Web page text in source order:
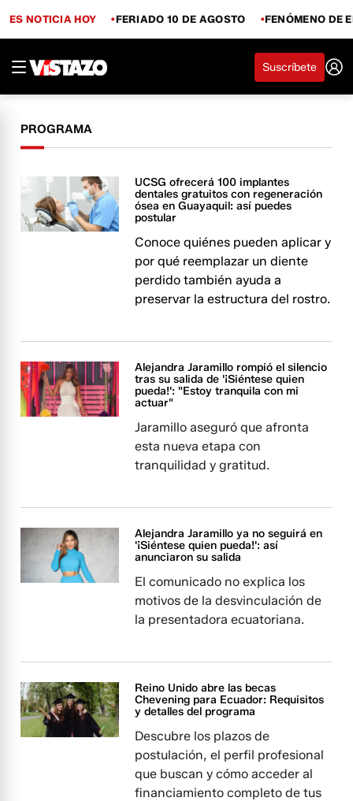
ES NOTICIA HOY FERIADO 10 DE AGOSTO FENÓMENO DE
Suscríbete
PROGRAMA
UCSG ofrecerá 100 implantes
dentales gratuitos con regeneración
ósea en Guayaquil: así puedes
postular
Conoce quiénes pueden aplicar y
por qué reemplazar un diente
perdido también ayuda a
preservar la estructura del rostro.
Alejandra Jaramillo rompió el silencio
tras su salida de '¡Siéntese quien
pueda!': "Estoy tranquila con mi
actuar"
Jaramillo aseguró que afronta
esta nueva etapa con
tranquilidad y gratitud.
Alejandra Jaramillo ya no seguirá en
'¡Siéntese quien pueda!': así
anunciaron su salida
El comunicado no explica los
motivos de la desvinculación de
la presentadora ecuatoriana.
Reino Unido abre las becas
Chevening para Ecuador: Requisitos
y detalles del programa
Descubre los plazos de
postulación, el perfil profesional
que buscan y cómo acceder al
financiamiento completo de tus